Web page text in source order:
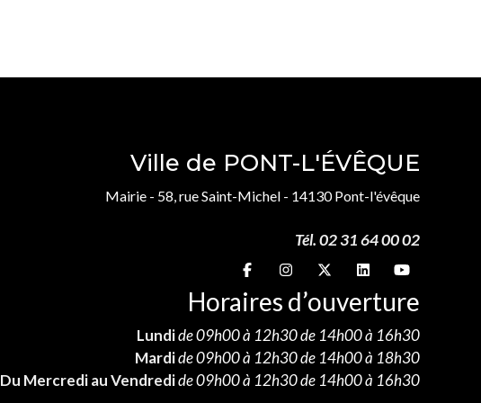
Ville de PONT-L'ÉVÊQUE
Mairie - 58, rue Saint-Michel - 14130 Pont-l'évêque
Tél. 02 31 64 00 02
Suivez-nous sur
Suivez-nous sur
Suivez-nous sur
Suivez-nous sur
Suivez-nous sur
Horaires d’ouverture
Lundide 09h00 à 12h30 de 14h00 à 16h30
Mardide 09h00 à 12h30 de 14h00 à 18h30
Du Mercredi au Vendredide 09h00 à 12h30 de 14h00 à 16h30